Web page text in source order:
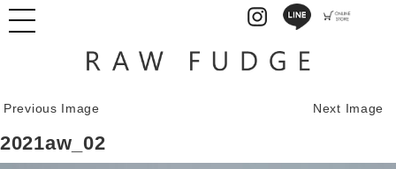
Previous Image Next Image
2021aw_02